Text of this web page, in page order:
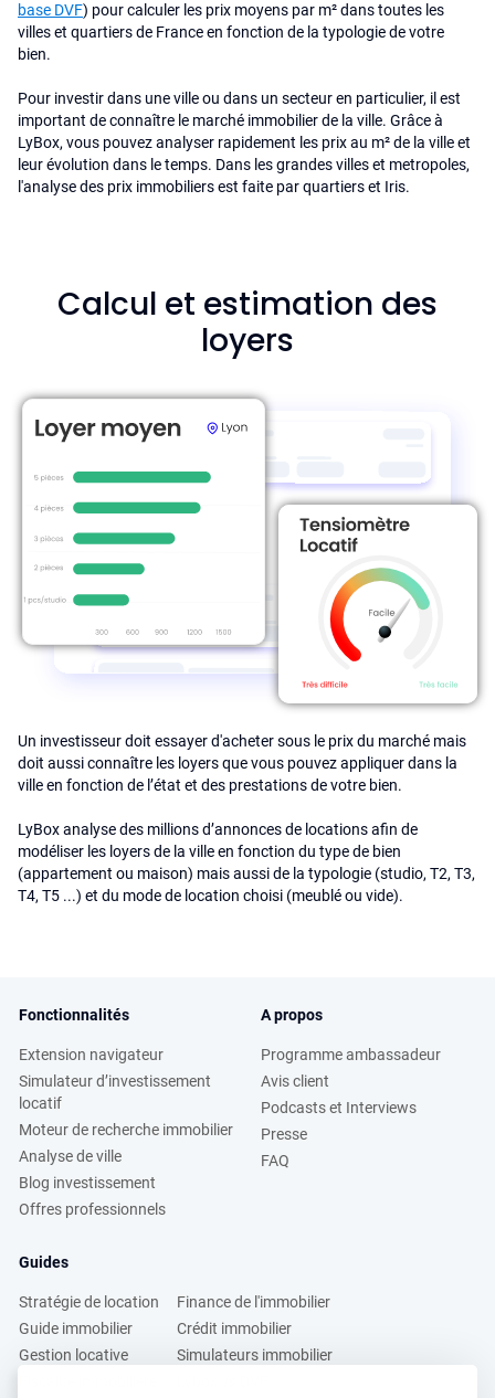
base DVF) pour calculer les prix moyens par m² dans toutes les
villes et quartiers de France en fonction de la typologie de votre
bien.
Pour investir dans une ville ou dans un secteur en particulier, il est
important de connaître le marché immobilier de la ville. Grâce à
LyBox, vous pouvez analyser rapidement les prix au m² de la ville et
leur évolution dans le temps. Dans les grandes villes et metropoles,
l'analyse des prix immobiliers est faite par quartiers et Iris.
Calcul et estimation des
loyers
Un investisseur doit essayer d'acheter sous le prix du marché mais
doit aussi connaître les loyers que vous pouvez appliquer dans la
ville en fonction de l’état et des prestations de votre bien.
LyBox analyse des millions d’annonces de locations afin de
modéliser les loyers de la ville en fonction du type de bien
(appartement ou maison) mais aussi de la typologie (studio, T2, T3,
T4, T5 ...) et du mode de location choisi (meublé ou vide).
Fonctionnalités
Extension navigateur
Simulateur d’investissement
locatif
Moteur de recherche immobilier
Analyse de ville
Blog investissement
Offres professionnels
A propos
Programme ambassadeur
Avis client
Podcasts et Interviews
Presse
FAQ
Guides
Stratégie de location
Guide immobilier
Gestion locative
Finance de l'immobilier
Crédit immobilier
Simulateurs immobilier